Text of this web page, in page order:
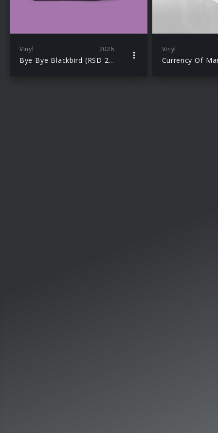
Vinyl 2026
Bye Bye Blackbird (RSD 2026)
Vinyl